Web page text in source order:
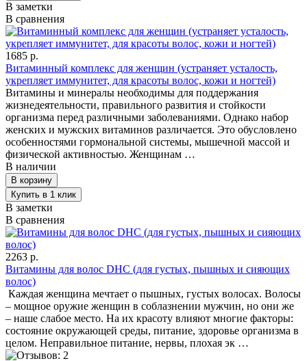
В заметки
В сравнения
1685 р.
Витаминный комплекс для женщин (устраняет усталость,
укрепляет иммунитет, для красоты волос, кожи и ногтей)
Витамины и минералы необходимы для поддержания
жизнедеятельности, правильного развития и стойкости
организма перед различными заболеваниями. Однако набор
женских и мужских витаминов различается. Это обусловлено
особенностями гормональной системы, мышечной массой и
физической активностью. Женщинам …
В наличии
В заметки
В сравнения
2263 р.
Витамины для волос DHС (для густых, пышных и сияющих
волос)
Каждая женщина мечтает о пышных, густых волосах. Волосы
– мощное оружие женщин в соблазнении мужчин, но они же
– наше слабое место. На их красоту влияют многие факторы:
состояние окружающей среды, питание, здоровье организма в
целом. Неправильное питание, нервы, плохая эк …